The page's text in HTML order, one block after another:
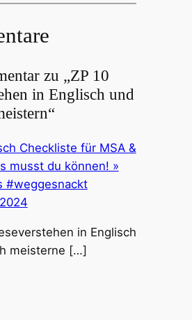
zu „ZP 10
in Englisch und
Checkliste für MSA &
musst du können! »
#weggesnackt
in Englisch
meisterne […]